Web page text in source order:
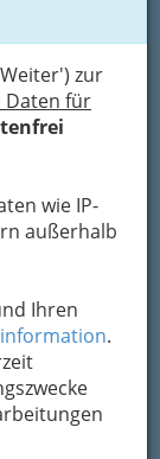
zur
Daten für
wie IP-
außerhalb
Ihren
.
Mails zu
zur